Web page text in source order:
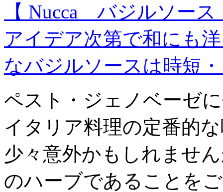
【 Nucca バジルソース
アイデア次第で和にも
なバジルソースは時短
ペスト・ジェノベーゼ
イタリア料理の定番的
少々意外かもしれませ
のハーブであることを